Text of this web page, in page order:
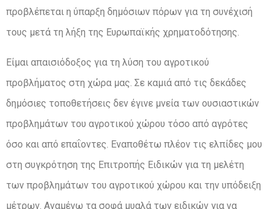
προβλέπεται η ύπαρξη δημόσιων πόρων για τη συνέχισή
τους μετά τη λήξη της Ευρωπαϊκής χρηματοδότησης.
Είμαι απαισιόδοξος για τη λύση του αγροτικού
προβλήματος στη χώρα μας. Σε καμιά από τις δεκάδες
δημόσιες τοποθετήσεις δεν έγινε μνεία των ουσιαστικών
προβλημάτων του αγροτικού χώρου τόσο από αγρότες
όσο και από επαΐοντες. Εναποθέτω πλέον τις ελπίδες μου
στη συγκρότηση της Επιτροπής Ειδικών για τη μελέτη
των προβλημάτων του αγροτικού χώρου και την υπόδειξη
μέτρων. Αναμένω τα σοφά μυαλά των ειδικών για να